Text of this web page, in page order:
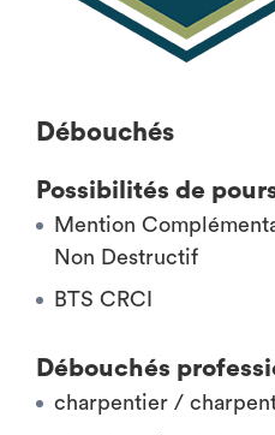
Débouchés
Possibilités de
Mention
Non Destructif
BTS CRCI
Débouchés
charpentier /